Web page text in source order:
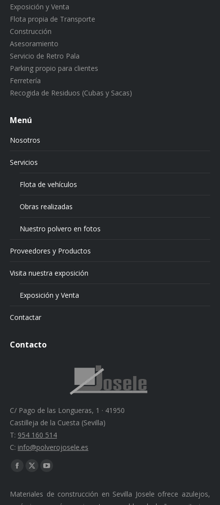
Exposición y Venta
Flota propia de Transporte
Construcción
Asesoramiento
Servicio de Retro Pala
Parking propio para clientes
Ferretería
Recogida de Residuos (Cubas y Sacas)
Menú
Nosotros
Servicios
Flota de vehículos
Obras realizadas
Nuestro polvero en fotos
Proveedores y Productos
Visita nuestra exposición
Exposición y Venta
Contactar
Contacto
C/ Pago de las Longueras, 1 · 41950
Castilleja de la Cuesta (Sevilla)
T: 954 160 514
C: info@polverojosele.es
Find us on:
Facebook
opens
X
opens
YouTube
opens
Materiales de construcción en Sevilla Josele ofrece azulejos,